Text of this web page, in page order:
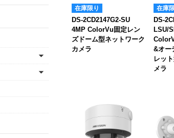
在庫限り
DS-2CD2147G2-SU
4MP ColorVu固定レン
ズドーム型ネットワーク
カメラ
在庫
DS-
LSU/
&オー
レッ
メラ